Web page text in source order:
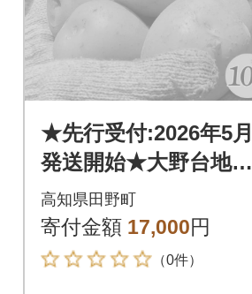
★先行受付:2026年5月
発送開始★大野台地で
採れた令和8年産新じ
ゃがいも『とうや』1
0kg
高知県田野町
寄付金額 17,000円
（0件）